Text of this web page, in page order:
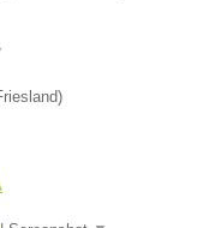
)